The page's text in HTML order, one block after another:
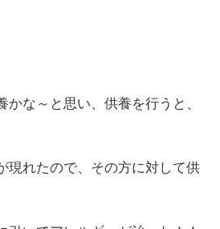
かな～と思い、供養を行うと、
現れたので、その方に対して供